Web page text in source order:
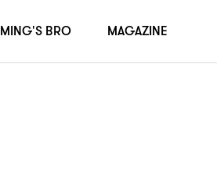
MING'S BRO MAGAZINE